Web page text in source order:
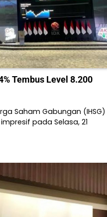
Tembus Level 8.200
Saham Gabungan (IHSG)
pada Selasa, 21